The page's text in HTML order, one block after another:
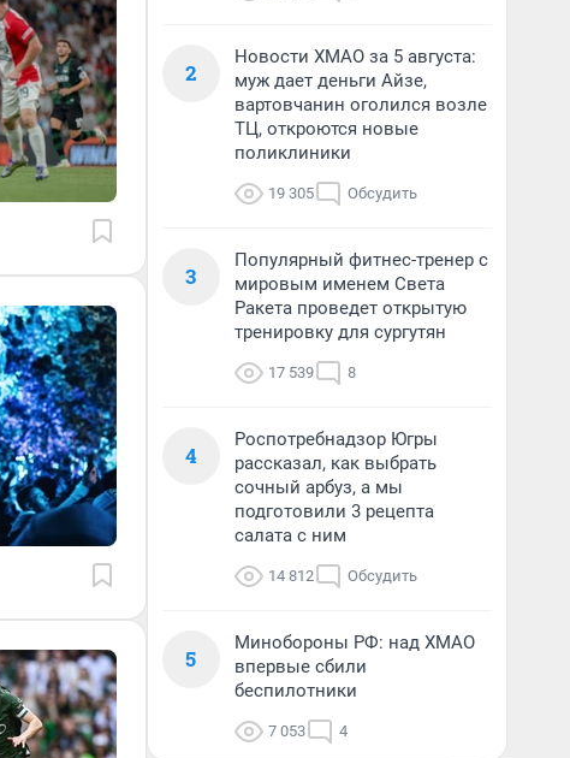
2
Новости ХМАО за 5 августа:
муж дает деньги Айзе,
вартовчанин оголился возле
ТЦ, откроются новые
поликлиники
19 305 Обсудить
3
Популярный фитнес-тренер с
мировым именем Света
Ракета проведет открытую
тренировку для сургутян
17 539 8
4
Роспотребнадзор Югры
рассказал, как выбрать
сочный арбуз, а мы
подготовили 3 рецепта
салата с ним
14 812 Обсудить
5
Минобороны РФ: над ХМАО
впервые сбили
беспилотники
7 053 4